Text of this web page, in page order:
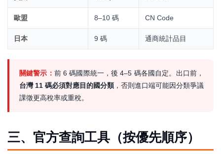
歐盟 8–10 碼 CN Code
日本 9 碼 通商統計品目
關鍵警示： 前 6 碼國際統一，後 4–5 碼各國自定。出口前，
台灣 11 碼必須對應目的國分類 ，否則進口端可能因分類爭議
課徵更高稅率或重稅。
三、官方查詢工具（按優先順序）